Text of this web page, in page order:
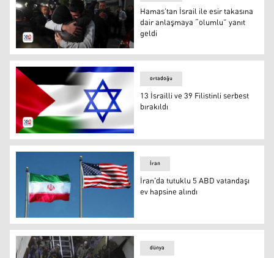
Hamas’tan İsrail ile esir takasına dair anlaşmaya
Hamas’tan İsrail ile esir takasına
dair anlaşmaya “olumlu” yanıt
geldi
13 İsrailli ve 39 Filistinli serbest bırakıldı
ortadoğu
13 İsrailli ve 39 Filistinli serbest
bırakıldı
İran'da tutuklu 5 ABD vatandaşı ev hapsine alındı
İran
İran'da tutuklu 5 ABD vatandaşı
ev hapsine alındı
dünya